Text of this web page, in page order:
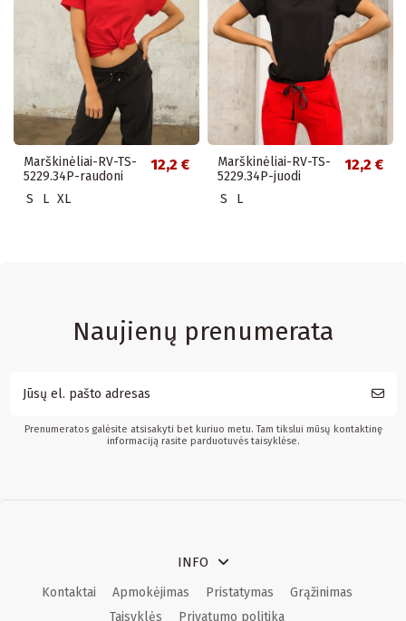
Marškinėliai-RV-TS-
5229.34P-raudoni
12,2 €
S L XL
Marškinėliai-RV-TS-
5229.34P-juodi
12,2 €
S L
Naujienų prenumerata
Prenumeratos galėsite atsisakyti bet kuriuo metu. Tam tikslui mūsų kontaktinę
informaciją rasite parduotuvės taisyklėse.
INFO
Kontaktai Apmokėjimas Pristatymas
Grąžinimas
Taisyklės
Privatumo politika